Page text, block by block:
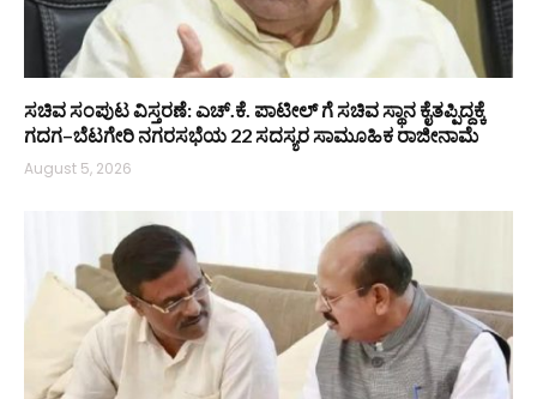
ಸಚಿವ ಸಂಪುಟ ವಿಸ್ತರಣೆ: ಎಚ್.ಕೆ. ಪಾಟೀಲ್ ಗೆ ಸಚಿವ ಸ್ಥಾನ ಕೈತಪ್ಪಿದ್ದಕ್ಕೆ
ಗದಗ–ಬೆಟಗೇರಿ ನಗರಸಭೆಯ 22 ಸದಸ್ಯರ ಸಾಮೂಹಿಕ ರಾಜೀನಾಮೆ
August 5, 2026